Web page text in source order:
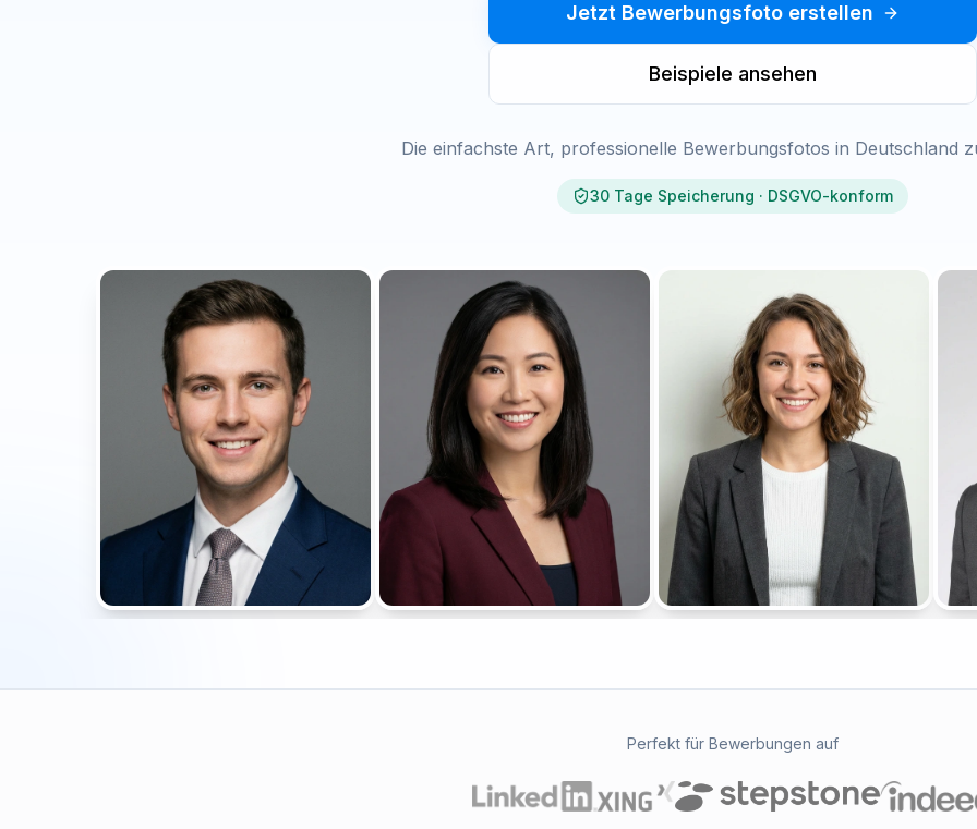
Jetzt Bewerbungsfoto erstellen
Beispiele ansehen
Die einfachste Art, professionelle Bewerbungsfotos in Deutschland
30 Tage Speicherung · DSGVO-konform
Perfekt für Bewerbungen auf